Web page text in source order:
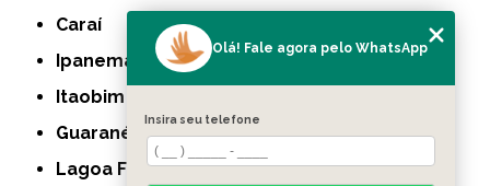
Caraí
Ipanema
Itaobim
Guaranésia
Lagoa Formosa
Olá! Fale agora pelo WhatsApp
Insira seu telefone